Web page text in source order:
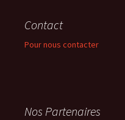
Contact
Pour nous contacter
Nos Partenaires